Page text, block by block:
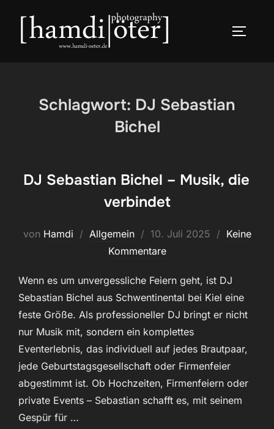
springen
Schlagwort: DJ Sebastian
Bichel
DJ Sebastian Bichel – Musik, die
verbindet
von Hamdi Allgemein
Veröffentlicht
am
10. Juli 2025
Keine
Kommentare
Wenn es um unvergessliche Feiern geht, ist DJ
Sebastian Bichel aus Schwentinental bei Kiel eine
feste Größe. Als professioneller DJ bringt er nicht
nur Musik mit, sondern ein komplettes
Eventerlebnis, das individuell auf jedes Brautpaar,
jede Geburtstagsgesellschaft oder Firmenfeier
abgestimmt ist. Ob Hochzeiten, Firmenfeiern oder
private Events – Sebastian schafft es, mit seinem
Gespür für …